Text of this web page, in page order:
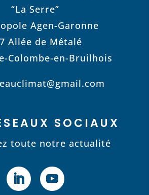
“La Serre”
Agen-Garonne
Allée de Métalé
Colombe-en-Bruilhois
SOCIAUX
toute notre actualité